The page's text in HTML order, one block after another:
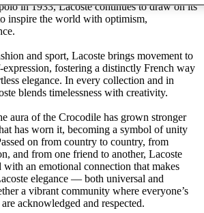
in 1933, Lacoste continues to draw on its
inspire the world with optimism,
and sport, Lacoste brings movement to
expression, fostering a distinctly French way
elegance. In every collection and in
blends timelessness with creativity.
aura of the Crocodile has grown stronger
has worn it, becoming a symbol of unity
on from country to country, from
and from one friend to another, Lacoste
with an emotional connection that makes
elegance — both universal and
a vibrant community where everyone’s
acknowledged and respected.